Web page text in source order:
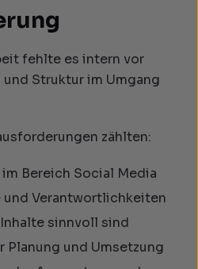
fehlte es intern vor
Struktur im Umgang
zählten:
Bereich Social Media
und Verantwortlichkeiten
sinnvoll sind
und Umsetzung